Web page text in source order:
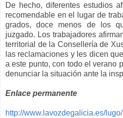
De hecho, diferentes estudios
recomendable en el lugar de
grados, doce menos de los
juzgado. Los trabajadores
territorial de la Consellería de
las reclamaciones y les dicen
a este punto, con todo el verano
denunciar la situación ante la
Enlace permanente
http://www.lavozdegalicia.es/